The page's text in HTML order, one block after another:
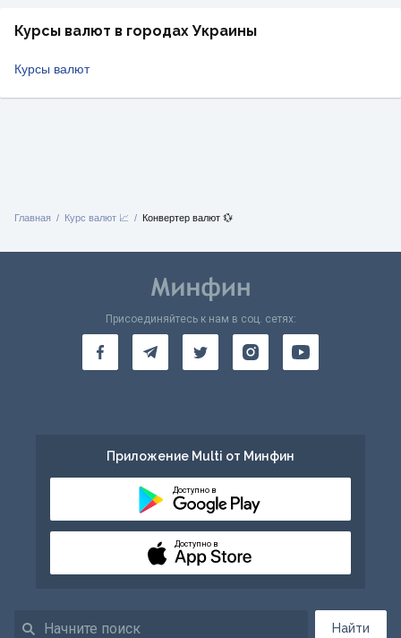
Курсы валют в городах Украины
Курсы валют
Главная Курс валют 📈 Конвертер валют 💱
Найти
Присоединяйтесь к нам в соц. сетях:
Приложение Multi от Минфин
Доступно в
Доступно в